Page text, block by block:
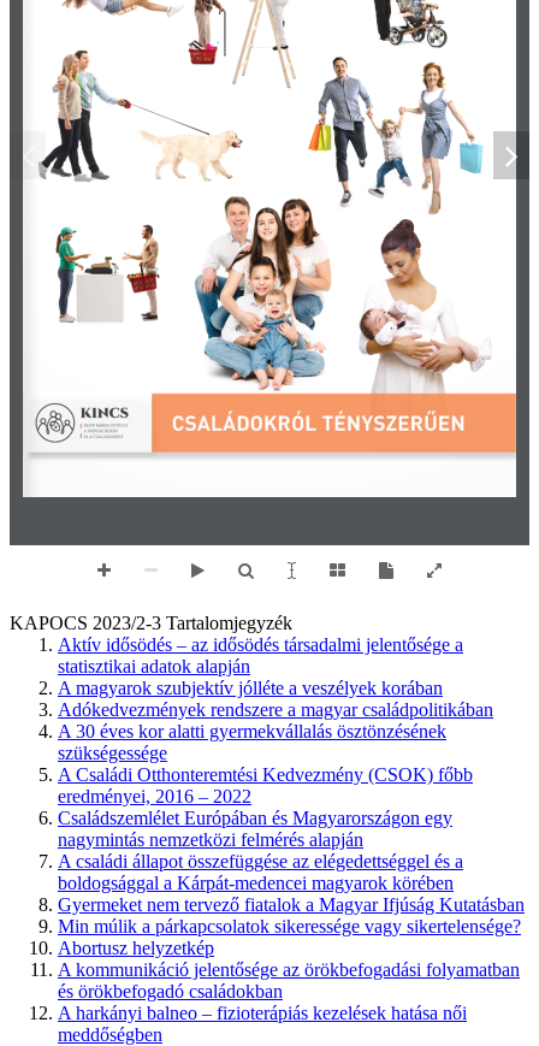
KAPOCS 2023/2-3 Tartalomjegyzék
Aktív idősödés – az idősödés társadalmi jelentősége a
statisztikai adatok alapján
A magyarok szubjektív jólléte a veszélyek korában
Adókedvezmények rendszere a magyar családpolitikában
A 30 éves kor alatti gyermekvállalás ösztönzésének
szükségessége
A Családi Otthonteremtési Kedvezmény (CSOK) főbb
eredményei, 2016 – 2022
Családszemlélet Európában és Magyarországon egy
nagymintás nemzetközi felmérés alapján
A családi állapot összefüggése az elégedettséggel és a
boldogsággal a Kárpát-medencei magyarok körében
Gyermeket nem tervező fiatalok a Magyar Ifjúság Kutatásban
Min múlik a párkapcsolatok sikeressége vagy sikertelensége?
Abortusz helyzetkép
A kommunikáció jelentősége az örökbefogadási folyamatban
és örökbefogadó családokban
A harkányi balneo – fizioterápiás kezelések hatása női
meddőségben